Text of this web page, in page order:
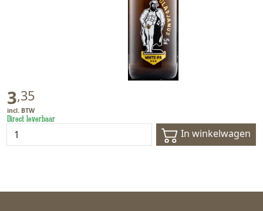
3,35
Direct leverbaar
In winkelwagen